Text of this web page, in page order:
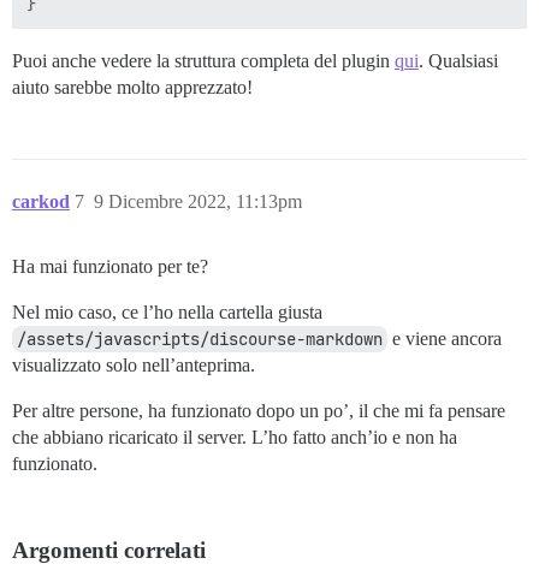
Puoi anche vedere la struttura completa del plugin qui. Qualsiasi
aiuto sarebbe molto apprezzato!
carkod 9 Dicembre 2022, 11:13pm
7
Ha mai funzionato per te?
Nel mio caso, ce l’ho nella cartella giusta
/assets/javascripts/discourse-markdown e viene ancora
visualizzato solo nell’anteprima.
Per altre persone, ha funzionato dopo un po’, il che mi fa pensare
che abbiano ricaricato il server. L’ho fatto anch’io e non ha
funzionato.
Argomenti correlati